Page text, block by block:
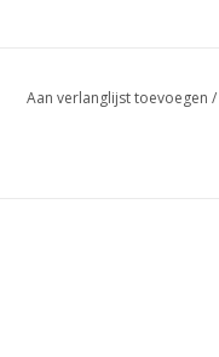
Aan verlanglijst toevoegen /